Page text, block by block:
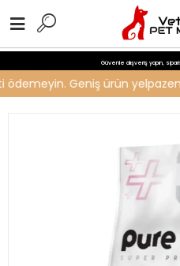
Güvenle alışveriş yapın,
Geniş ürün